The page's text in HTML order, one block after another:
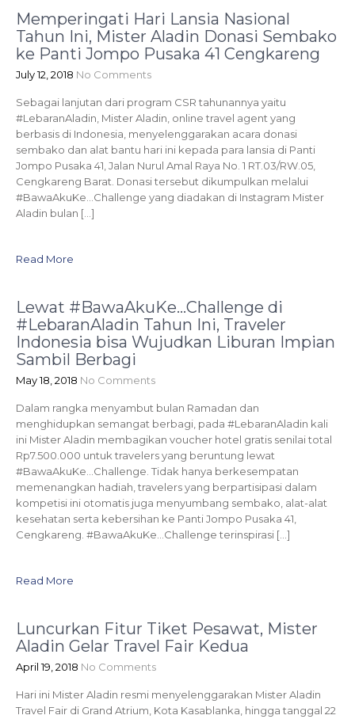
Memperingati Hari Lansia Nasional
Tahun Ini, Mister Aladin Donasi Sembako
ke Panti Jompo Pusaka 41 Cengkareng
July 12, 2018 No Comments
Sebagai lanjutan dari program CSR tahunannya yaitu
#LebaranAladin, Mister Aladin, online travel agent yang
berbasis di Indonesia, menyelenggarakan acara donasi
sembako dan alat bantu hari ini kepada para lansia di Panti
Jompo Pusaka 41, Jalan Nurul Amal Raya No. 1 RT.03/RW.05,
Cengkareng Barat. Donasi tersebut dikumpulkan melalui
#BawaAkuKe…Challenge yang diadakan di Instagram Mister
Aladin bulan […]
Read More
Lewat #BawaAkuKe…Challenge di
#LebaranAladin Tahun Ini, Traveler
Indonesia bisa Wujudkan Liburan Impian
Sambil Berbagi
May 18, 2018 No Comments
Dalam rangka menyambut bulan Ramadan dan
menghidupkan semangat berbagi, pada #LebaranAladin kali
ini Mister Aladin membagikan voucher hotel gratis senilai total
Rp7.500.000 untuk travelers yang beruntung lewat
#BawaAkuKe…Challenge. Tidak hanya berkesempatan
memenangkan hadiah, travelers yang berpartisipasi dalam
kompetisi ini otomatis juga menyumbang sembako, alat-alat
kesehatan serta kebersihan ke Panti Jompo Pusaka 41,
Cengkareng. #BawaAkuKe…Challenge terinspirasi […]
Read More
Luncurkan Fitur Tiket Pesawat, Mister
Aladin Gelar Travel Fair Kedua
April 19, 2018 No Comments
Hari ini Mister Aladin resmi menyelenggarakan Mister Aladin
Travel Fair di Grand Atrium, Kota Kasablanka, hingga tanggal 22